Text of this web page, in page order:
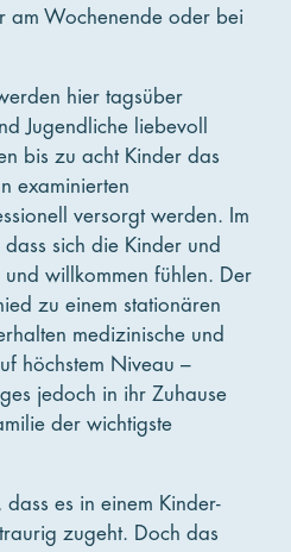
am Wochenende oder bei
hier tagsüber
Jugendliche liebevoll
bis zu acht Kinder das
examinierten
versorgt werden. Im
sich die Kinder und
willkommen fühlen. Der
zu einem stationären
medizinische und
höchstem Niveau –
jedoch in ihr Zuhause
der wichtigste
es in einem Kinder-
zugeht. Doch das